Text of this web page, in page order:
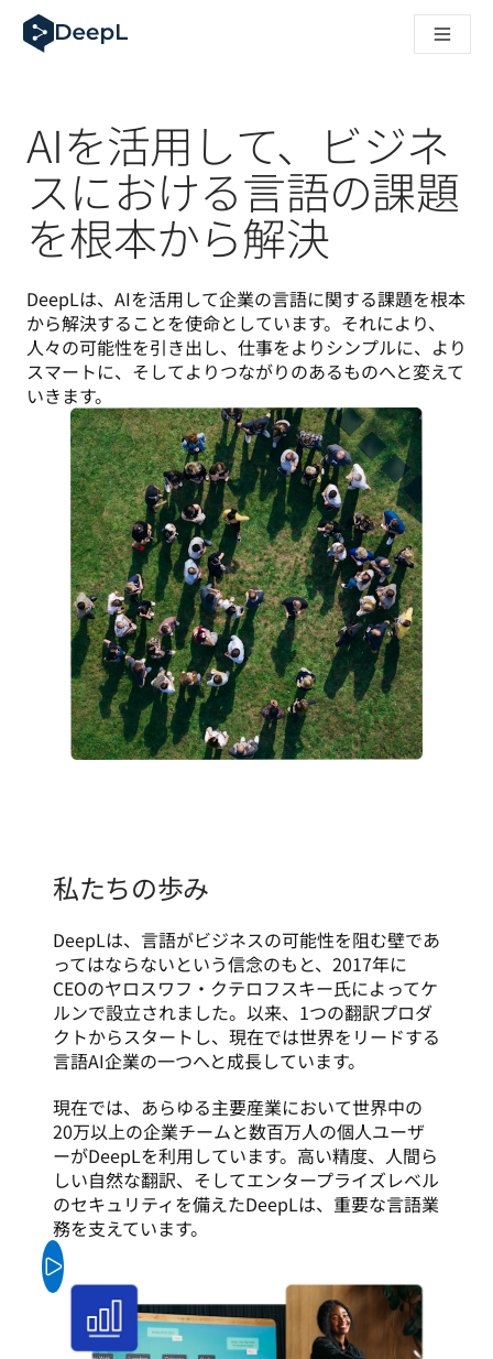
AIエージェント向けDeepL
DeepL Translation Flow：主要なユースケースや連携機能
エンタープライズ向け言語AIの信頼性を読み解く
DeepLにおける翻訳品質評価の構築方法
高品質なテキスト翻訳からリアルタイム音声翻訳までを支
Building an instantly accessible voice demo with DeepL
AIを活用して、ビジネ
スにおける言語の課題
を根本から解決
DeepLは、AIを活用して企業の言語に関する課題を根本
から解決することを使命としています。それにより、
人々の可能性を引き出し、仕事をよりシンプルに、より
スマートに、そしてよりつながりのあるものへと変えて
いきます。
私たちの歩み
DeepLは、言語がビジネスの可能性を阻む壁であ
ってはならないという信念のもと、2017年に
CEOのヤロスワフ・クテロフスキー氏によってケ
ルンで設立されました。以来、1つの翻訳プロダ
クトからスタートし、現在では世界をリードする
言語AI企業の一つへと成長しています。
現在では、あらゆる主要産業において世界中の
20万以上の企業チームと数百万人の個人ユーザ
ーがDeepLを利用しています。高い精度、人間ら
しい自然な翻訳、そしてエンタープライズレベル
のセキュリティを備えたDeepLは、重要な言語業
務を支えています。